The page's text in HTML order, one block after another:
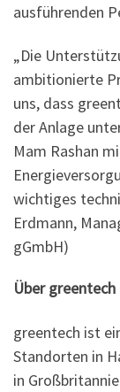
ausführenden
„Die
ambitionierte
uns, dass
der Anlage
Mam Rashan
wichtiges
Erdmann,
gGmbH)
Über greentech
greentech ist
Standorten in
in